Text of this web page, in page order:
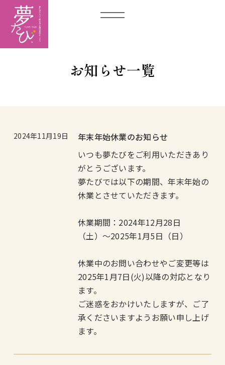
お知らせ一覧
2024年11月19日
年末年始休業のお知らせ
いつも夢たびをご利用いただきあり
がとうございます。
夢たびでは以下の期間、年末年始の
休業とさせていただきます。
休業期間：2024年12月28日
（土）〜2025年1月5日（日）
休業中のお問い合わせやご変更等は
2025年1月7日(火)以降の対応となり
ます。
ご迷惑をおかけいたしますが、ご了
承くださいますようお願い申し上げ
ます。